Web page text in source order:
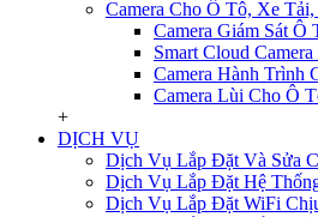
Camera Cho Ô Tô, Xe
Camera Giám Sát Ô
Smart Cloud
Camera Hành Trình
Camera Lùi Cho Ô
+
DỊCH VỤ
Dịch Vụ Lắp Đặt Và Sửa
Dịch Vụ Lắp Đặt Hệ
Dịch Vụ Lắp Đặt WiFi